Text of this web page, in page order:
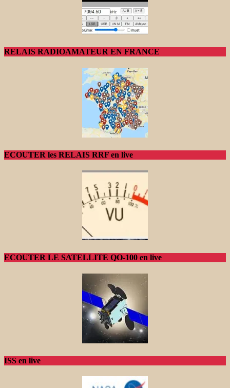
RELAIS RADIOAMATEUR EN FRANCE
ECOUTER les RELAIS RRF en live
ECOUTER LE SATELLITE QO-100 en live
ISS en live